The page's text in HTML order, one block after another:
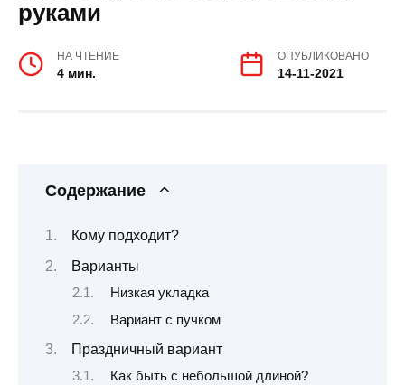
руками
НА ЧТЕНИЕ
4 мин.
ОПУБЛИКОВАНО
14-11-2021
Содержание
Кому подходит?
Варианты
Низкая укладка
Вариант с пучком
Праздничный вариант
Как быть с небольшой длиной?